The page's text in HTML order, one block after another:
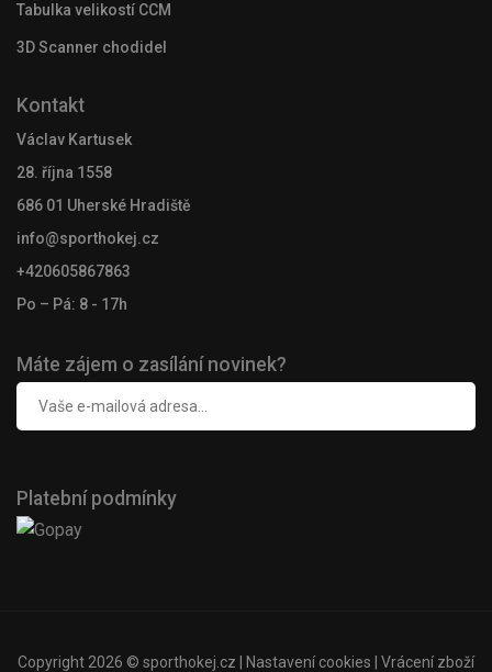
Tabulka velikostí CCM
3D Scanner chodidel
Kontakt
Václav Kartusek
28. října 1558
686 01 Uherské Hradiště
info@sporthokej.cz
+420605867863
Po – Pá: 8 - 17h
Máte zájem o zasílání novinek?
Platební podmínky
Copyright 2026 © sporthokej.cz Nastavení cookies
Vrácení zboží